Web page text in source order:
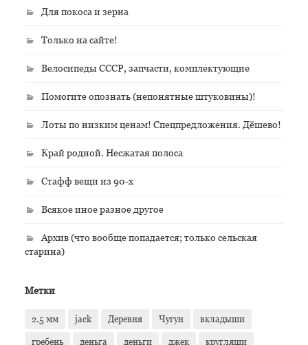
Для покоса и зерна
Только на сайте!
Велосипеды СССР, запчасти, комплектующие
Помогите опознать (непонятные штуковины)!
Лоты по низким ценам! Спецпредложения. Дёшево!
Край родной. Несжатая полоса
Стафф вещи из 90-х
Всякое иное разное другое
Архив (что вообще попадается; только сельская
старина)
Метки
2.5 мм jack Деревня Чугун вкладыши
гребень деньга деньги джек кругляши